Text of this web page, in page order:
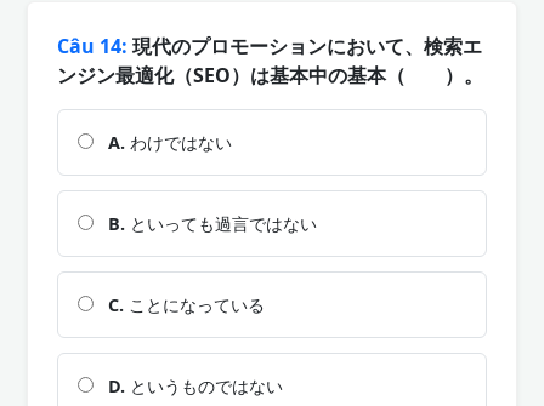
Câu 14: 現代のプロモーションにおいて、検索エ
ンジン最適化（SEO）は基本中の基本（ ）。
A. わけではない
B. といっても過言ではない
C. ことになっている
D. というものではない